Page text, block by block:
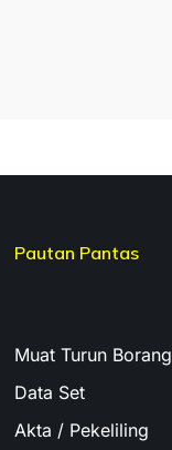
Pautan Pantas
Muat Turun Borang
Data Set
Akta / Pekeliling